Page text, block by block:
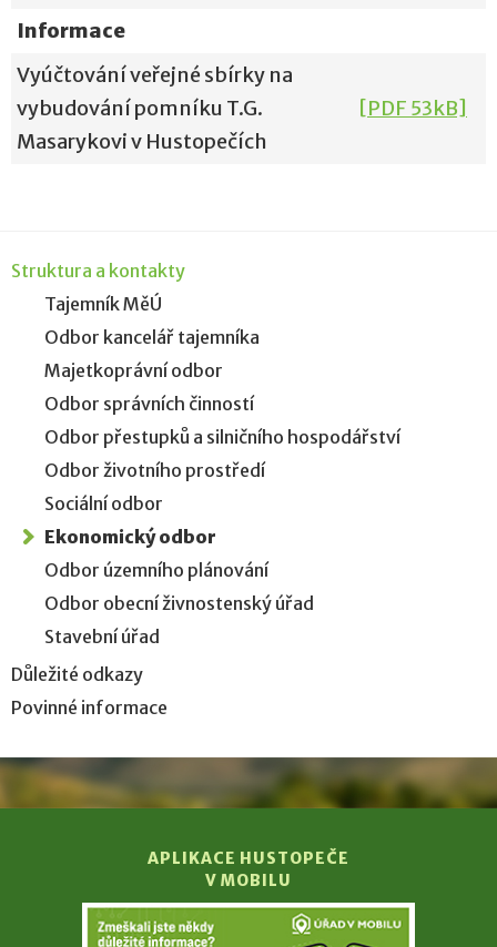
Informace
Vyúčtování veřejné sbírky na
vybudování pomníku T.G.
Masarykovi v Hustopečích
[PDF 53kB]
Struktura a kontakty
Tajemník MěÚ
Odbor kancelář tajemníka
Majetkoprávní odbor
Odbor správních činností
Odbor přestupků a silničního hospodářství
Odbor životního prostředí
Sociální odbor
Ekonomický odbor
Odbor územního plánování
Odbor obecní živnostenský úřad
Stavební úřad
Důležité odkazy
Povinné informace
APLIKACE HUSTOPEČE
V MOBILU